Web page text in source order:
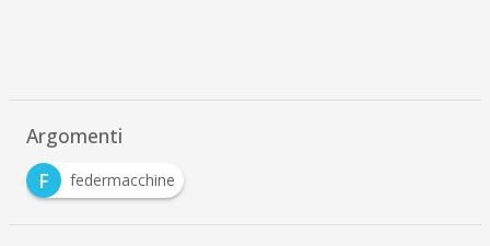
Argomenti
F
federmacchine